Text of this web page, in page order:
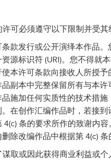
可必须遵守以下限制并受其
款发行或公开演绎本作品
源标识符 (URI)。您不得就
本许可条款向接收人所授
副本中完整保留所有与本
施加任何实质性的技术措
在创作汇编作品时，若接
4(c) 条的要求所作的致谢内
除改编作品中根据第 4(c) 条
取或因此获得商业利益或